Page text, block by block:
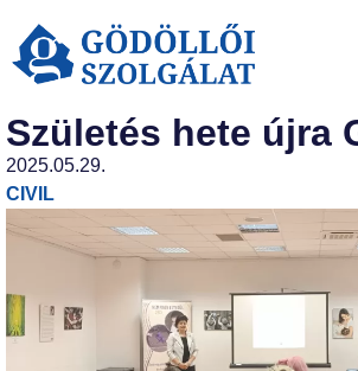
Születés hete újra
2025.05.29.
CIVIL